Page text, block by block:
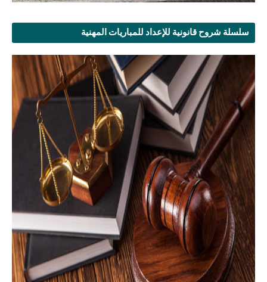
سلسلة شروح قانونية للإعداد للمباريات المهنية